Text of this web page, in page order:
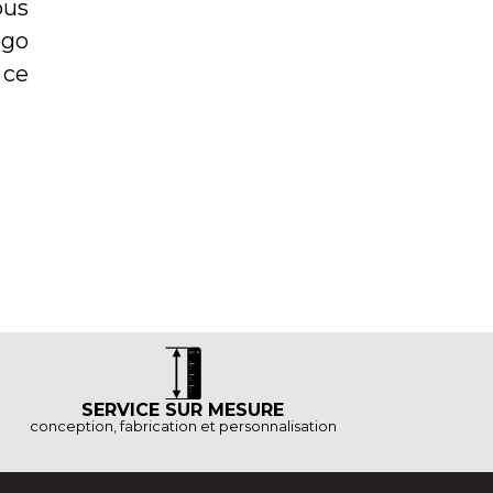
SERVICE SUR MESURE
conception, fabrication et personnalisation